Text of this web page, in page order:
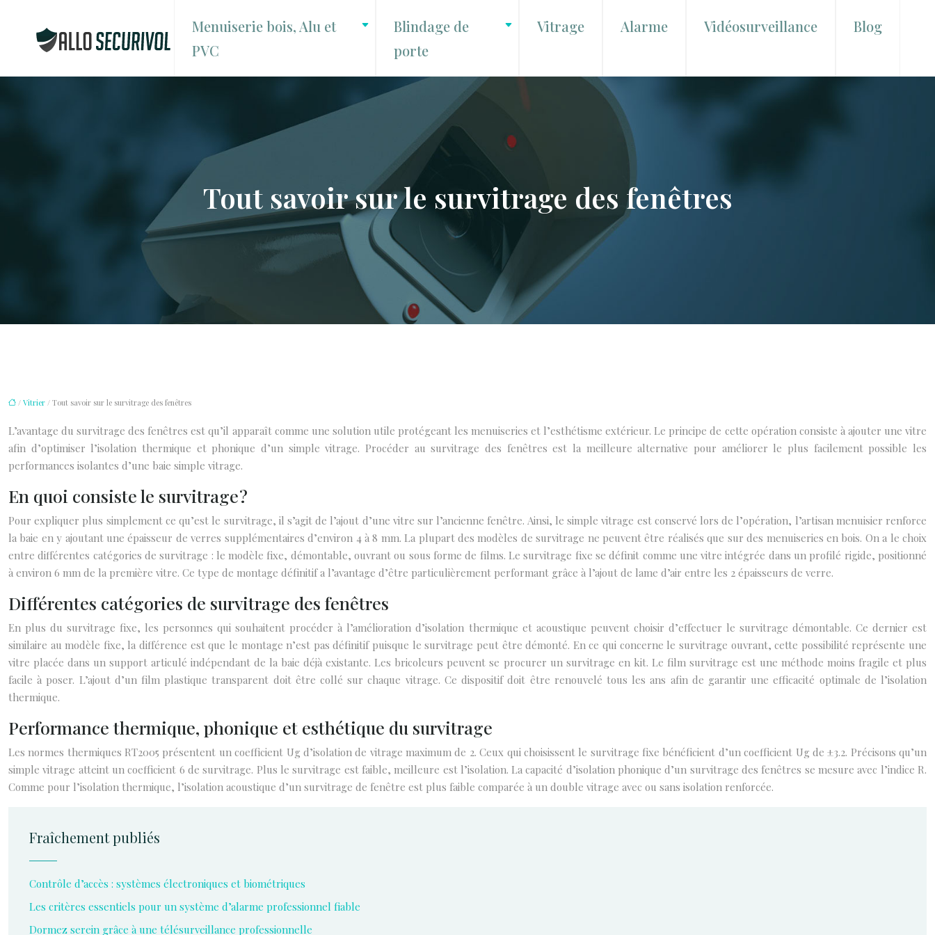
Menuiserie bois, Alu et
PVC
Blindage de
porte
Vitrage Alarme Vidéosurveillance Blog
Tout savoir sur le survitrage des fenêtres
/ Vitrier / Tout savoir sur le survitrage des fenêtres
L’avantage du survitrage des fenêtres est qu’il apparaît comme une solution utile protégeant les menuiseries et l’esthétisme extérieur. Le principe de cette opération consiste à ajouter une vitre
afin d’optimiser l’isolation thermique et phonique d’un simple vitrage. Procéder au survitrage des fenêtres est la meilleure alternative pour améliorer le plus facilement possible les
performances isolantes d’une baie simple vitrage.
En quoi consiste le survitrage ?
Pour expliquer plus simplement ce qu’est le survitrage, il s’agit de l’ajout d’une vitre sur l’ancienne fenêtre. Ainsi, le simple vitrage est conservé lors de l’opération, l’artisan menuisier renforce
la baie en y ajoutant une épaisseur de verres supplémentaires d’environ 4 à 8 mm. La plupart des modèles de survitrage ne peuvent être réalisés que sur des menuiseries en bois. On a le choix
entre différentes catégories de survitrage : le modèle fixe, démontable, ouvrant ou sous forme de films. Le survitrage fixe se définit comme une vitre intégrée dans un profilé rigide, positionné
à environ 6 mm de la première vitre. Ce type de montage définitif a l’avantage d’être particulièrement performant grâce à l’ajout de lame d’air entre les 2 épaisseurs de verre.
Différentes catégories de survitrage des fenêtres
En plus du survitrage fixe, les personnes qui souhaitent procéder à l’amélioration d’isolation thermique et acoustique peuvent choisir d’effectuer le survitrage démontable. Ce dernier est
similaire au modèle fixe, la différence est que le montage n’est pas définitif puisque le survitrage peut être démonté. En ce qui concerne le survitrage ouvrant, cette possibilité représente une
vitre placée dans un support articulé indépendant de la baie déjà existante. Les bricoleurs peuvent se procurer un survitrage en kit. Le film survitrage est une méthode moins fragile et plus
facile à poser. L’ajout d’un film plastique transparent doit être collé sur chaque vitrage. Ce dispositif doit être renouvelé tous les ans afin de garantir une efficacité optimale de l’isolation
thermique.
Performance thermique, phonique et esthétique du survitrage
Les normes thermiques RT2005 présentent un coefficient Ug d’isolation de vitrage maximum de 2. Ceux qui choisissent le survitrage fixe bénéficient d’un coefficient Ug de ±3.2. Précisons qu’un
simple vitrage atteint un coefficient 6 de survitrage. Plus le survitrage est faible, meilleure est l’isolation. La capacité d’isolation phonique d’un survitrage des fenêtres se mesure avec l’indice R.
Comme pour l’isolation thermique, l’isolation acoustique d’un survitrage de fenêtre est plus faible comparée à un double vitrage avec ou sans isolation renforcée.
Fraîchement publiés
Contrôle d’accès : systèmes électroniques et biométriques
Les critères essentiels pour un système d’alarme professionnel fiable
Dormez serein grâce à une télésurveillance professionnelle